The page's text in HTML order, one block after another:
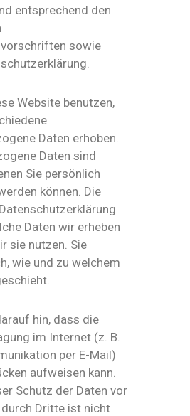
entsprechend den
sowie
Website benutzen,
Daten erhoben.
Daten sind
Sie persönlich
können. Die
Daten wir erheben
sie nutzen. Sie
wie und zu welchem
hin, dass die
im Internet (z. B.
per E-Mail)
aufweisen kann.
Schutz der Daten vor
Dritte ist nicht